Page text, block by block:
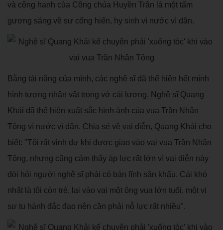
và công hạnh của Công chúa Huyền Trân là một tấm
gương sáng về sự cống hiến, hy sinh vì nước vì dân.
Bằng tài năng của mình, các nghệ sĩ đã thể hiện hết mình
hình tượng nhân vật trong vở cải lương. Nghệ sĩ Quang
Khải đã thể hiện xuất sắc hình ảnh của vua Trần Nhân
Tông vì nước vì dân. Chia sẻ về vai diễn, Quang Khải cho
biết: "Tôi rất vinh dự khi được giao vào vai vua Trần Nhân
Tông, nhưng cũng cảm thấy áp lực rất lớn vì vai diễn này
đòi hỏi người nghệ sĩ phải có bản lĩnh sân khấu. Cái khó
nhất là tôi còn trẻ, lại vào vai một ông vua lớn tuổi, một vị
sư tu hành đắc đạo nên cần phải nỗ lực rất nhiều".